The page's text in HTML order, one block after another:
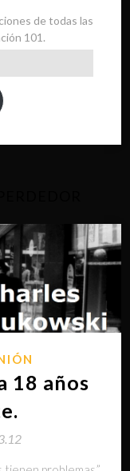
de todas las
101.
18 años